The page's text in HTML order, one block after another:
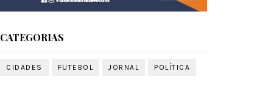
CATEGORIAS
CIDADES FUTEBOL JORNAL POLÍTICA